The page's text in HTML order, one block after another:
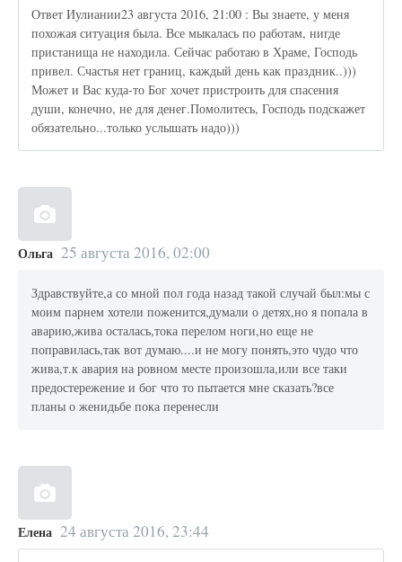
Ответ Иулиании23 августа 2016, 21:00 : Вы знаете, у меня
похожая ситуация была. Все мыкалась по работам, нигде
пристанища не находила. Сейчас работаю в Храме, Господь
привел. Счастья нет границ, каждый день как праздник..)))
Может и Вас куда-то Бог хочет пристроить для спасения
души, конечно, не для денег.Помолитесь, Господь подскажет
обязательно...только услышать надо)))
Ольга 25 августа 2016, 02:00
Здравствуйте,а со мной пол года назад такой случай был:мы с
моим парнем хотели поженится,думали о детях,но я попала в
аварию,жива осталась,тока перелом ноги,но еще не
поправилась,так вот думаю....и не могу понять,это чудо что
жива,т.к авария на ровном месте произошла,или все таки
предостережение и бог что то пытается мне сказать?все
планы о женидьбе пока перенесли
Елена 24 августа 2016, 23:44